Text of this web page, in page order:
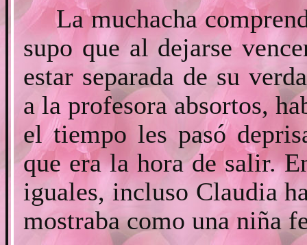
La muchacha
supo que al dejarse
estar separada de su
a la profesora absortos,
el tiempo les pasó
que era la hora de salir.
iguales, incluso Claudia
mostraba como una niña